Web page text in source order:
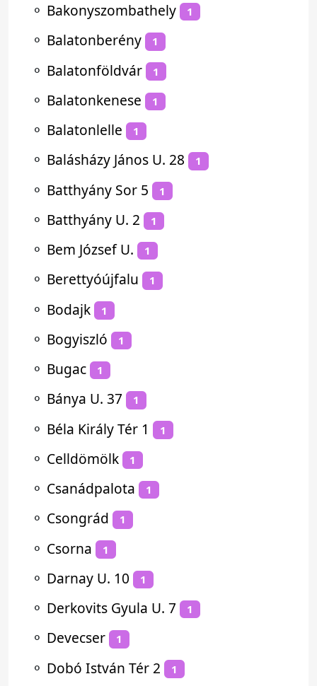
⚬ Bakonyszombathely 1
⚬ Balatonberény 1
⚬ Balatonföldvár 1
⚬ Balatonkenese 1
⚬ Balatonlelle 1
⚬ Balásházy János U. 28 1
⚬ Batthyány Sor 5 1
⚬ Batthyány U. 2 1
⚬ Bem József U. 1
⚬ Berettyóújfalu 1
⚬ Bodajk 1
⚬ Bogyiszló 1
⚬ Bugac 1
⚬ Bánya U. 37 1
⚬ Béla Király Tér 1 1
⚬ Celldömölk 1
⚬ Csanádpalota 1
⚬ Csongrád 1
⚬ Csorna 1
⚬ Darnay U. 10 1
⚬ Derkovits Gyula U. 7 1
⚬ Devecser 1
⚬ Dobó István Tér 2 1